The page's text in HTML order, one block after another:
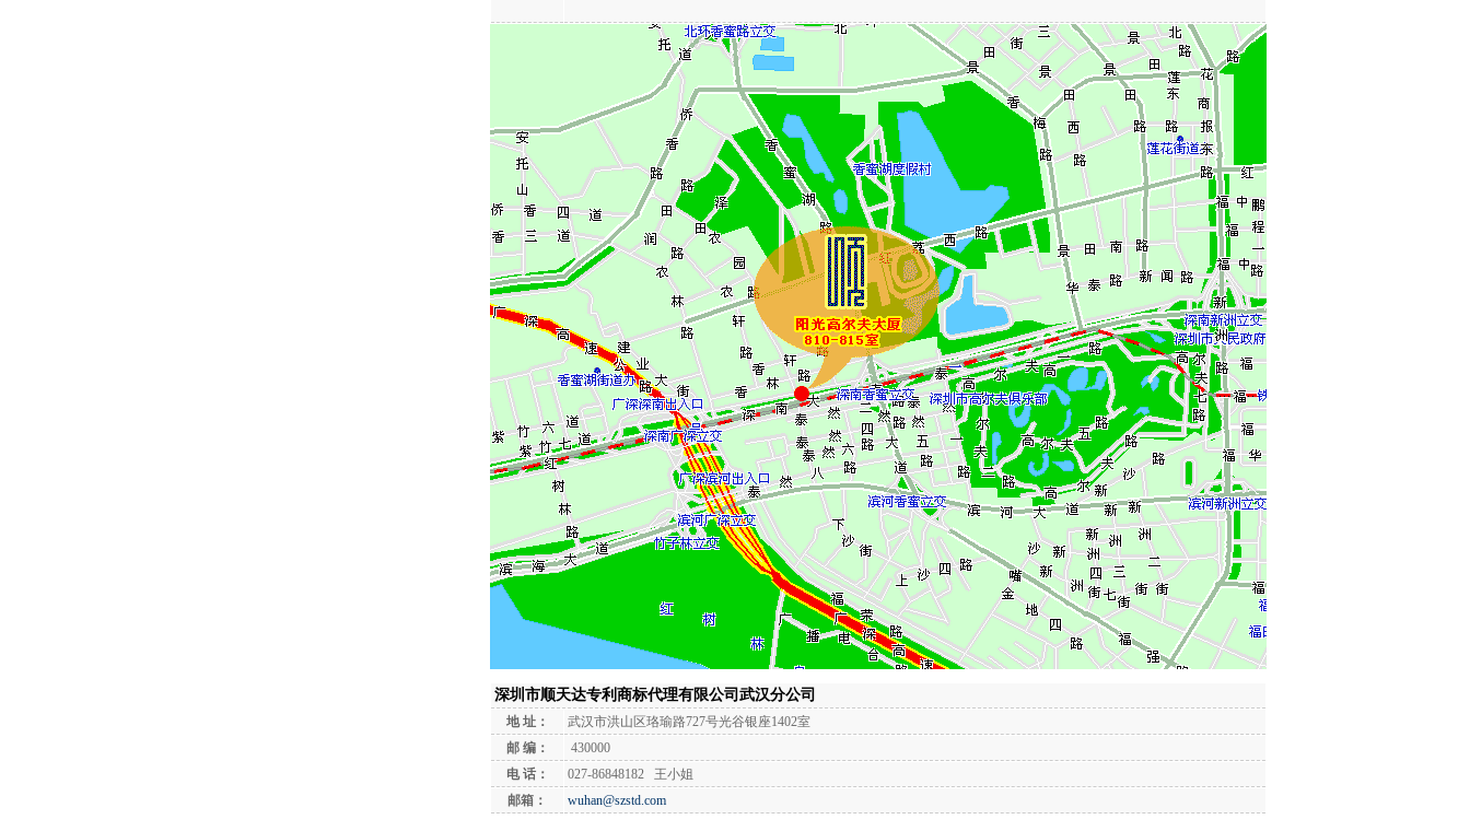
深圳市顺天达专利商标代理有限公司武汉分公司
地 址：
武汉市洪山区珞瑜路727号光谷银座1402室
邮 编：
430000
电 话：
027-86848182 王小姐
邮箱：
wuhan@szstd.com